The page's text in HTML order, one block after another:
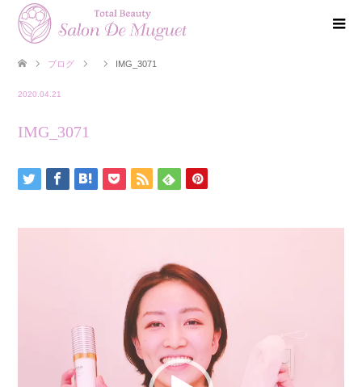
ブログ IMG_3071
2020.04.21
IMG_3071